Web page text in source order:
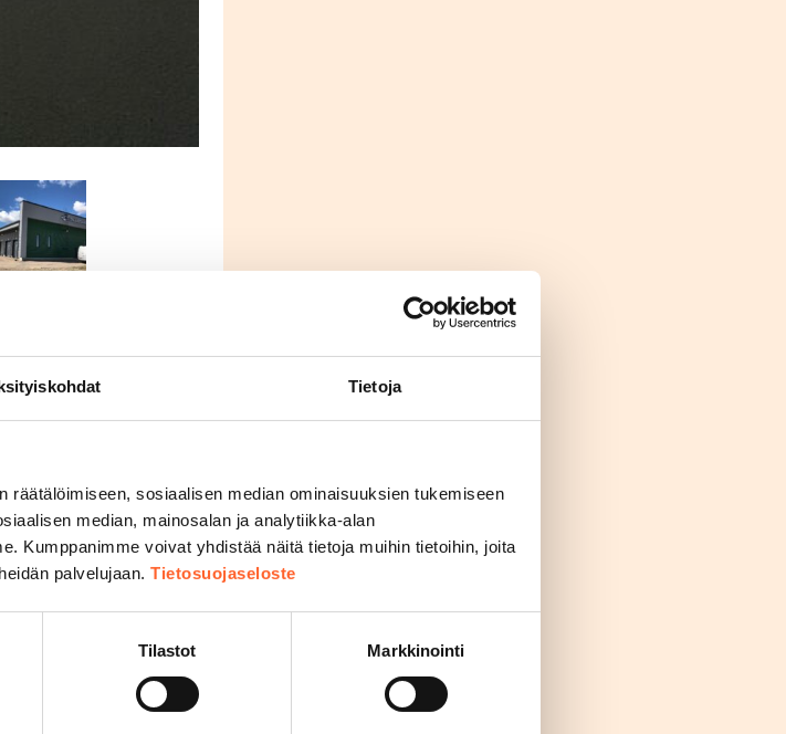
Tietoja
sosiaalisen median ominaisuuksien tukemiseen
median, mainosalan ja analytiikka-alan
Kumppanimme voivat yhdistää näitä tietoja muihin tietoihin, joita
palvelujaan. Tietosuojaseloste
Tilastot Markkinointi
toimitila. Tilassa jo
eteläisen
palvelut vajaan 10